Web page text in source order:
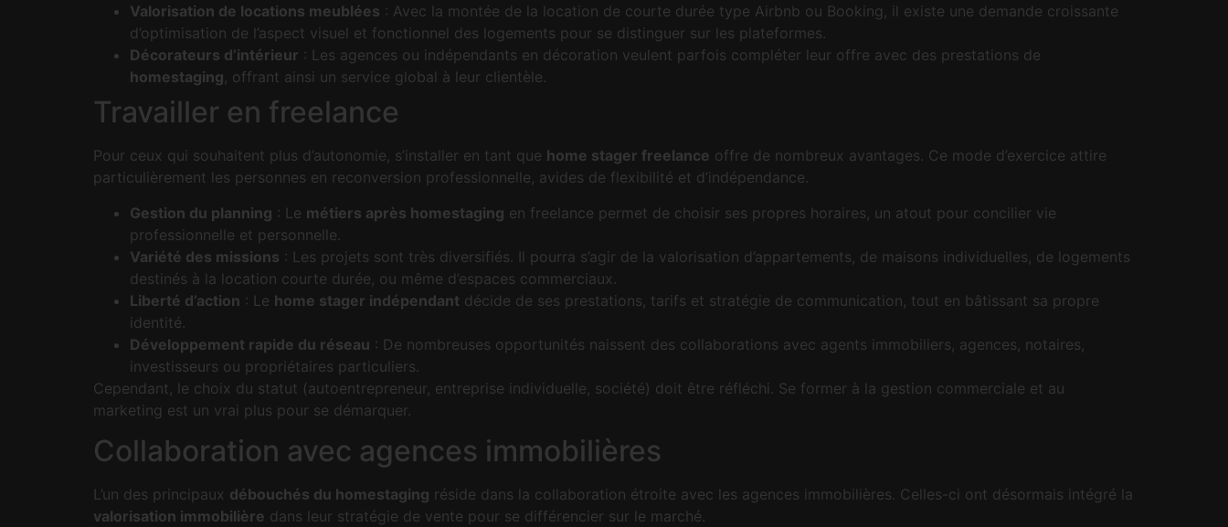
Valorisation de locations meublées : Avec la montée de la location de courte durée type Airbnb ou Booking, il existe une demande croissante
d’optimisation de l’aspect visuel et fonctionnel des logements pour se distinguer sur les plateformes.
Décorateurs d’intérieur : Les agences ou indépendants en décoration veulent parfois compléter leur offre avec des prestations de
homestaging, offrant ainsi un service global à leur clientèle.
Travailler en freelance
Pour ceux qui souhaitent plus d’autonomie, s’installer en tant que home stager freelance offre de nombreux avantages. Ce mode d’exercice attire
particulièrement les personnes en reconversion professionnelle, avides de flexibilité et d’indépendance.
Gestion du planning : Le métiers après homestaging en freelance permet de choisir ses propres horaires, un atout pour concilier vie
professionnelle et personnelle.
Variété des missions : Les projets sont très diversifiés. Il pourra s’agir de la valorisation d’appartements, de maisons individuelles, de logements
destinés à la location courte durée, ou même d’espaces commerciaux.
Liberté d’action : Le home stager indépendant décide de ses prestations, tarifs et stratégie de communication, tout en bâtissant sa propre
identité.
Développement rapide du réseau : De nombreuses opportunités naissent des collaborations avec agents immobiliers, agences, notaires,
investisseurs ou propriétaires particuliers.
Cependant, le choix du statut (autoentrepreneur, entreprise individuelle, société) doit être réfléchi. Se former à la gestion commerciale et au
marketing est un vrai plus pour se démarquer.
Collaboration avec agences immobilières
L’un des principaux débouchés du homestaging réside dans la collaboration étroite avec les agences immobilières. Celles-ci ont désormais intégré la
valorisation immobilière dans leur stratégie de vente pour se différencier sur le marché.